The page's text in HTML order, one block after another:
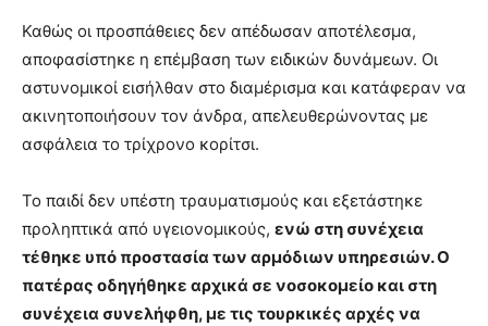
Καθώς οι προσπάθειες δεν απέδωσαν αποτέλεσμα,
αποφασίστηκε η επέμβαση των ειδικών δυνάμεων. Οι
αστυνομικοί εισήλθαν στο διαμέρισμα και κατάφεραν να
ακινητοποιήσουν τον άνδρα, απελευθερώνοντας με
ασφάλεια το τρίχρονο κορίτσι.
Το παιδί δεν υπέστη τραυματισμούς και εξετάστηκε
προληπτικά από υγειονομικούς, ενώ στη συνέχεια
τέθηκε υπό προστασία των αρμόδιων υπηρεσιών. Ο
πατέρας οδηγήθηκε αρχικά σε νοσοκομείο και στη
συνέχεια συνελήφθη, με τις τουρκικές αρχές να